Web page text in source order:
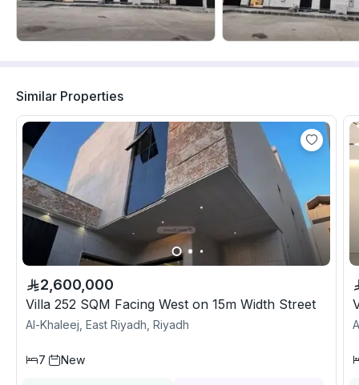
Similar Properties
2,600,000
Villa 252 SQM Facing West on 15m Width Street
Al-Khaleej, East Riyadh, Riyadh
7 New